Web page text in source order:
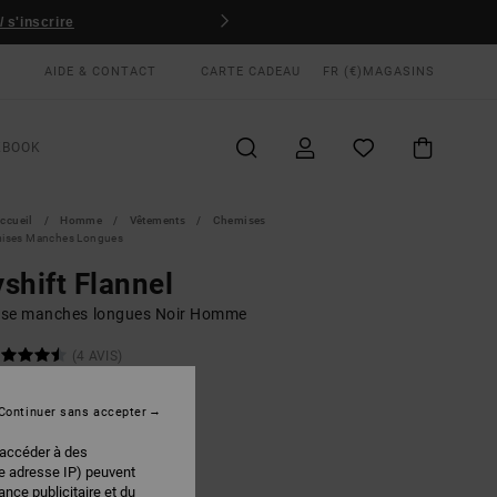
s'inscrire
AIDE & CONTACT CARTE CADEAU FR (€) MAGASINS
Homme Vêtements
Chemises
Manches Longues
Flannel
manches longues Noir Homme
(4 AVIS)
€
à des
adresse IP) peuvent
publicitaire et du
sans accepter